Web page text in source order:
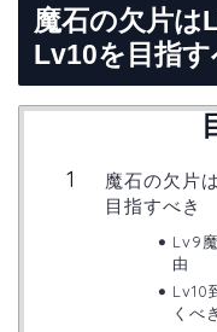
魔石の欠片は
Lv10を目指す
魔石の欠片
目指すべき
Lv9
由
Lv10
くべき